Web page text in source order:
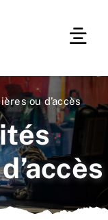
ou d’accès